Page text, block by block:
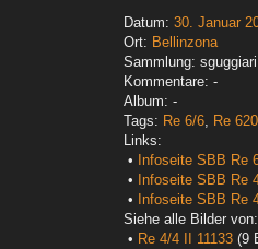
Datum: 30. Januar
Ort: Bellinzona
Sammlung:
Kommentare: -
Album: -
Tags: Re 6/6, Re 620
Links:
•
Infoseite SBB Re
•
Infoseite SBB Re
•
Infoseite SBB Re
Siehe alle Bilder von:
• Re 4/4 II 11133 (9